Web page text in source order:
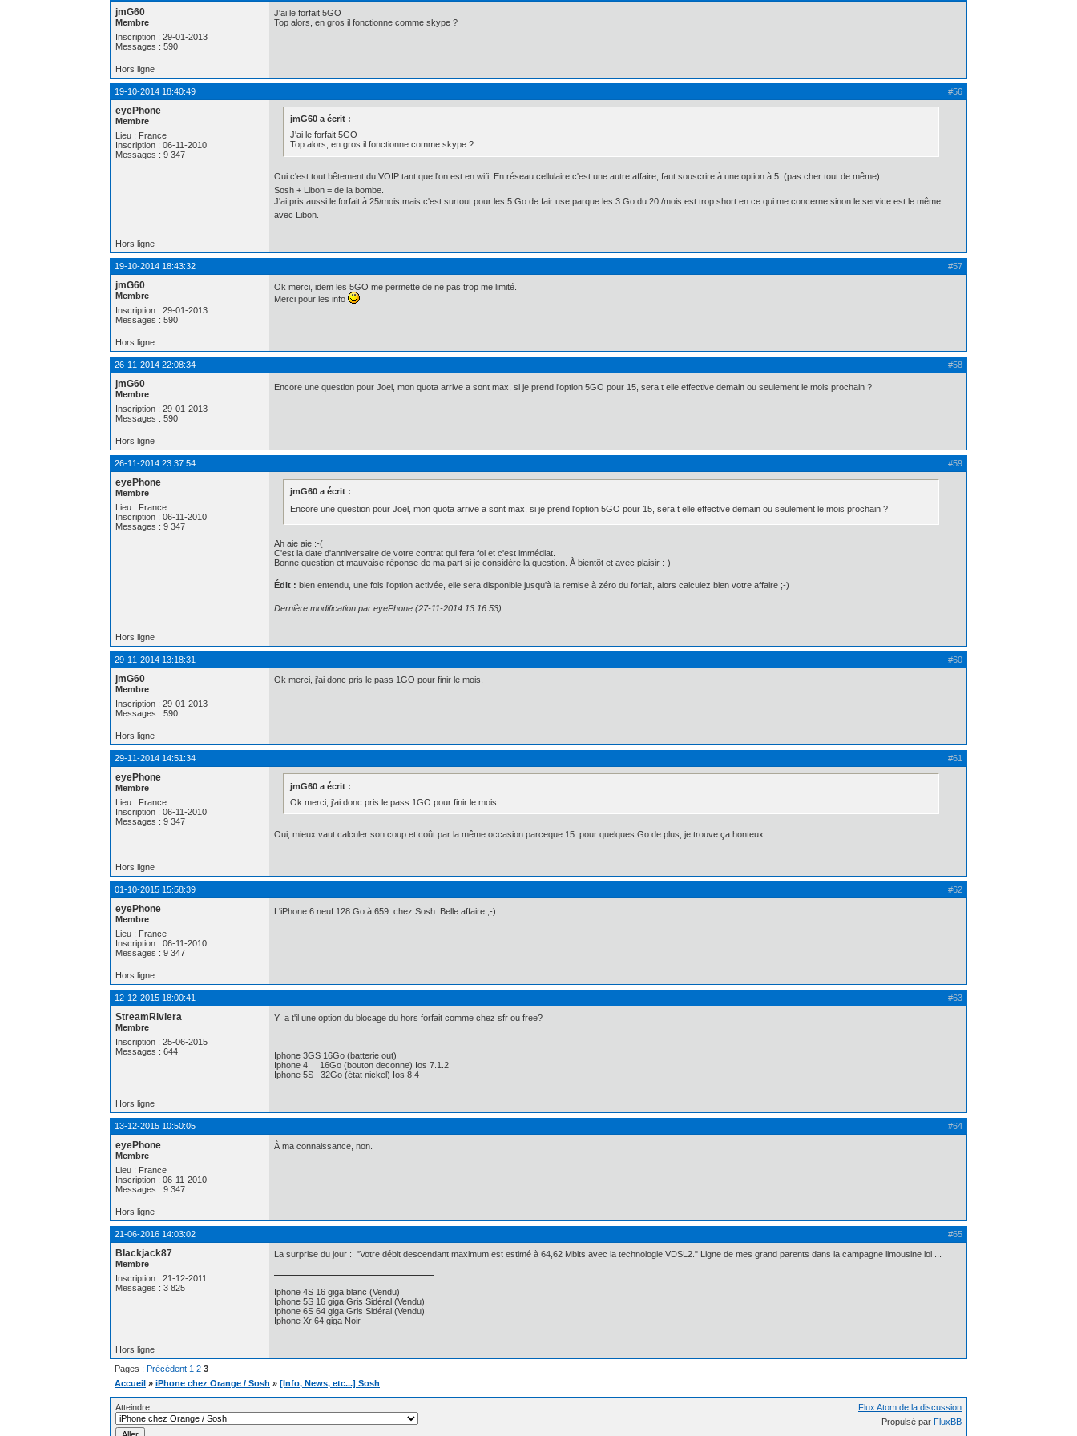
jmG60
Membre
Inscription : 29-01-2013
Messages : 590
J'ai le forfait 5GO
Top alors, en gros il fonctionne comme skype ?
Hors ligne
#56
19-10-2014 18:40:49
eyePhone
Membre
Lieu : France
Inscription : 06-11-2010
Messages : 9 347
jmG60 a écrit :
J'ai le forfait 5GO
Top alors, en gros il fonctionne comme skype ?
Oui c'est tout bêtement du VOIP tant que l'on est en wifi. En réseau cellulaire c'est une autre affaire, faut souscrire à une option à 5  (pas cher tout de même).
Sosh + Libon = de la bombe.
J'ai pris aussi le forfait à 25/mois mais c'est surtout pour les 5 Go de fair use parque les 3 Go du 20 /mois est trop short en ce qui me concerne sinon le service est le même
avec Libon.
Hors ligne
#57
19-10-2014 18:43:32
jmG60
Membre
Inscription : 29-01-2013
Messages : 590
Ok merci, idem les 5GO me permette de ne pas trop me limité.
Merci pour les info
Hors ligne
#58
26-11-2014 22:08:34
jmG60
Membre
Inscription : 29-01-2013
Messages : 590
Encore une question pour Joel, mon quota arrive a sont max, si je prend l'option 5GO pour 15, sera t elle effective demain ou seulement le mois prochain ?
Hors ligne
#59
26-11-2014 23:37:54
eyePhone
Membre
Lieu : France
Inscription : 06-11-2010
Messages : 9 347
jmG60 a écrit :
Encore une question pour Joel, mon quota arrive a sont max, si je prend l'option 5GO pour 15, sera t elle effective demain ou seulement le mois prochain ?
Ah aie aie :-(
C'est la date d'anniversaire de votre contrat qui fera foi et c'est immédiat.
Bonne question et mauvaise réponse de ma part si je considère la question. À bientôt et avec plaisir :-)
Édit : bien entendu, une fois l'option activée, elle sera disponible jusqu'à la remise à zéro du forfait, alors calculez bien votre affaire ;-)
Dernière modification par eyePhone (27-11-2014 13:16:53)
Hors ligne
#60
29-11-2014 13:18:31
jmG60
Membre
Inscription : 29-01-2013
Messages : 590
Ok merci, j'ai donc pris le pass 1GO pour finir le mois.
Hors ligne
#61
29-11-2014 14:51:34
eyePhone
Membre
Lieu : France
Inscription : 06-11-2010
Messages : 9 347
jmG60 a écrit :
Ok merci, j'ai donc pris le pass 1GO pour finir le mois.
Oui, mieux vaut calculer son coup et coût par la même occasion parceque 15  pour quelques Go de plus, je trouve ça honteux.
Hors ligne
#62
01-10-2015 15:58:39
eyePhone
Membre
Lieu : France
Inscription : 06-11-2010
Messages : 9 347
L'iPhone 6 neuf 128 Go à 659  chez Sosh. Belle affaire ;-)
Hors ligne
#63
12-12-2015 18:00:41
StreamRiviera
Membre
Inscription : 25-06-2015
Messages : 644
Y a t'il une option du blocage du hors forfait comme chez sfr ou free?
Iphone 3GS 16Go (batterie out)
Iphone 4 16Go (bouton deconne) Ios 7.1.2
Iphone 5S 32Go (état nickel) Ios 8.4
Hors ligne
#64
13-12-2015 10:50:05
eyePhone
Membre
Lieu : France
Inscription : 06-11-2010
Messages : 9 347
À ma connaissance, non.
Hors ligne
#65
21-06-2016 14:03:02
Blackjack87
Membre
Inscription : 21-12-2011
Messages : 3 825
La surprise du jour : "Votre débit descendant maximum est estimé à 64,62 Mbits avec la technologie VDSL2." Ligne de mes grand parents dans la campagne limousine lol ...
Iphone 4S 16 giga blanc (Vendu)
Iphone 5S 16 giga Gris Sidéral (Vendu)
Iphone 6S 64 giga Gris Sidéral (Vendu)
Iphone Xr 64 giga Noir
Hors ligne
Pages : Précédent 1 2 3
Accueil » iPhone chez Orange / Sosh » [Info, News, etc...] Sosh
Atteindre
Flux Atom de la discussion
Propulsé par FluxBB